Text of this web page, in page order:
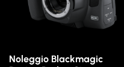
Noleggio Blackmagic